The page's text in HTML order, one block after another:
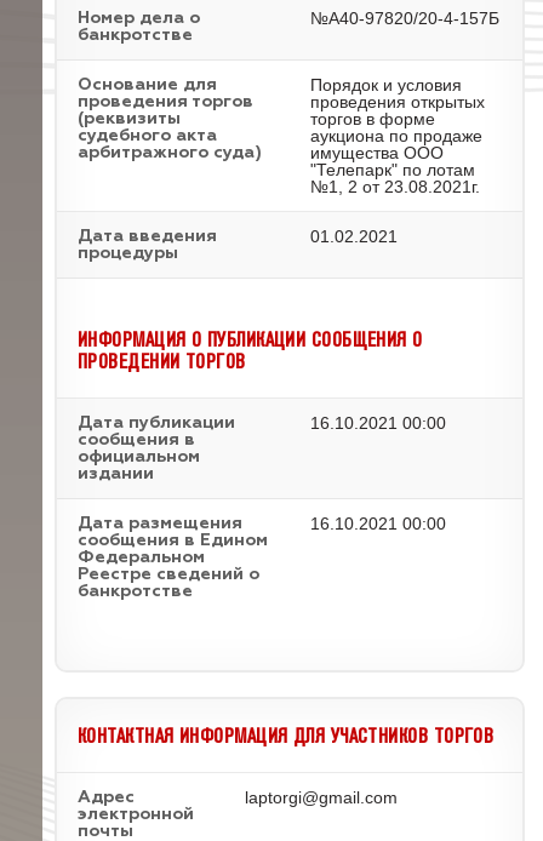
Номер дела о
банкротстве
№А40-97820/20-4-157Б
Основание для
проведения торгов
(реквизиты
судебного акта
арбитражного суда)
Порядок и условия
проведения открытых
торгов в форме
аукциона по продаже
имущества ООО
"Телепарк" по лотам
№1, 2 от 23.08.2021г.
Дата введения
процедуры
01.02.2021
ИНФОРМАЦИЯ О ПУБЛИКАЦИИ СООБЩЕНИЯ О
ПРОВЕДЕНИИ ТОРГОВ
Дата публикации
сообщения в
официальном
издании
16.10.2021 00:00
Дата размещения
сообщения в Едином
Федеральном
Реестре сведений о
банкротстве
16.10.2021 00:00
КОНТАКТНАЯ ИНФОРМАЦИЯ ДЛЯ УЧАСТНИКОВ ТОРГОВ
Адрес
электронной
почты
laptorgi@gmail.com